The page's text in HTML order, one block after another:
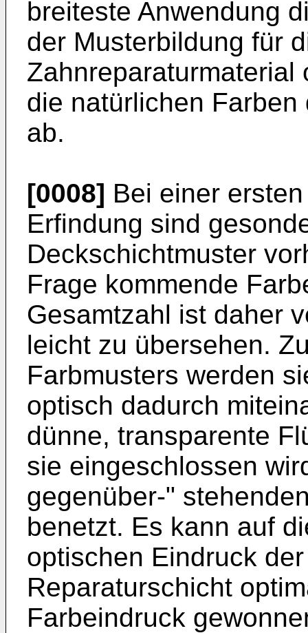
breiteste Anwendung
der Musterbildung für
Zahnreparaturmaterial
die natürlichen
ab.
[0008] Bei einer
Erfindung sind
Deckschichtmuster
Frage kommende
Gesamtzahl ist daher
leicht zu übersehen.
Farbmusters werden
optisch dadurch
dünne, transparente
sie eingeschlossen
gegenüber-"
benetzt. Es kann auf
optischen Eindruck
Reparaturschicht
Farbeindruck